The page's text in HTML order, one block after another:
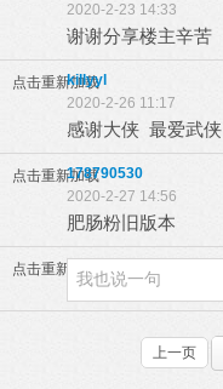
2020-2-23 14:33
谢谢分享楼主辛苦
点击重新加载
killyyl
2020-2-26 11:17
感谢大侠 最爱武侠
点击重新加载178790530
2020-2-27 14:56
肥肠粉旧版本
点击重新加载
上一页